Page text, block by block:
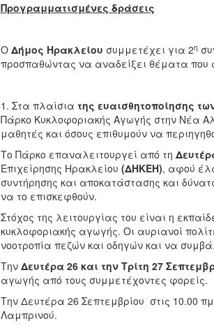
Προγραμματισμένες δράσεις
Ο Δήμος Ηρακλείου συμμετέχει για 2η
προσπαθώντας να αναδείξει θέματα που
1. Στα πλαίσια της ευαισθητοποίησης
Πάρκο Κυκλοφοριακής Αγωγής στην Νέα
μαθητές και όσους επιθυμούν να
Το Πάρκο επαναλειτουργεί από τη
Επιχείρησης Ηρακλείου (ΔΗΚΕΗ), αφού
συντήρησης και αποκατάστασης και
να το επισκεφθούν.
Στόχος της λειτουργίας του είναι η
κυκλοφοριακής αγωγής. Οι αυριανοί
νοοτροπία πεζών και οδηγών και να
Την Δευτέρα 26 και την Τρίτη 27
αγωγής από τους συμμετέχοντες φορείς.
Την Δευτέρα 26 Σεπτεμβρίου στις 10.00
Λαμπρινού.